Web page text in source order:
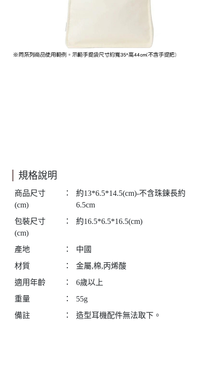
規格說明
商品尺寸
(cm)
：
約13*6.5*14.5(cm)-不含珠鍊長約
6.5cm
包裝尺寸
(cm)
： 約16.5*6.5*16.5(cm)
產地 ：
中國
材質
：
金屬,棉,丙烯酸
適用年齡
：
6歲以上
重量
：
55g
備註
： 造型耳機配件無法取下。